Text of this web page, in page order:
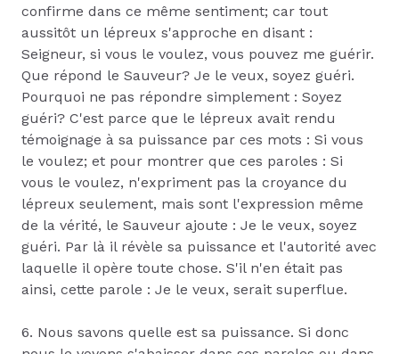
confirme dans ce même sentiment; car tout
aussitôt un lépreux s'approche en disant :
Seigneur, si vous le voulez, vous pouvez me guérir.
Que répond le Sauveur? Je le veux, soyez guéri.
Pourquoi ne pas répondre simplement : Soyez
guéri? C'est parce que le lépreux avait rendu
témoignage à sa puissance par ces mots : Si vous
le voulez; et pour montrer que ces paroles : Si
vous le voulez, n'expriment pas la croyance du
lépreux seulement, mais sont l'expression même
de la vérité, le Sauveur ajoute : Je le veux, soyez
guéri. Par là il révèle sa puissance et l'autorité avec
laquelle il opère toute chose. S'il n'en était pas
ainsi, cette parole : Je le veux, serait superflue.
6. Nous savons quelle est sa puissance. Si donc